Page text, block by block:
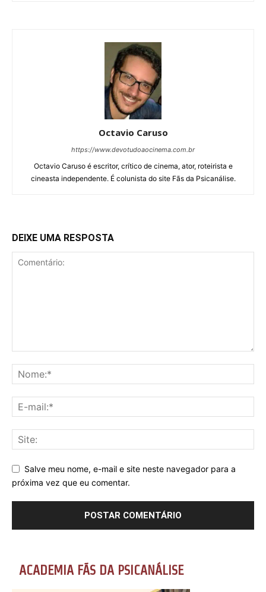
Octavio Caruso
https://www.devotudoaocinema.com.br
Octavio Caruso é escritor, crítico de cinema, ator, roteirista e
cineasta independente. É colunista do site Fãs da Psicanálise.
DEIXE UMA RESPOSTA
Salve meu nome, e-mail e site neste navegador para a
próxima vez que eu comentar.
ACADEMIA FÃS DA PSICANÁLISE